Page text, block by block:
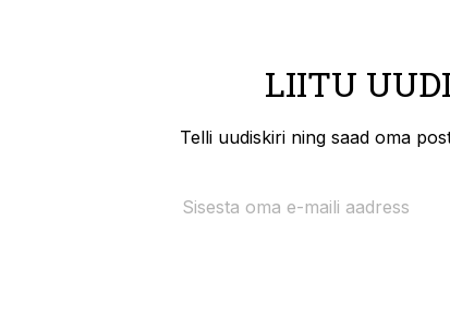
LIITU
Telli uudiskiri ning saad oma